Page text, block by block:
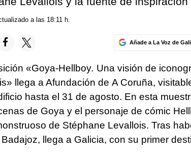
a las 18:11 h.
Añade a La Voz de
«Goya-Hellboy. Una visión de
llega a Afundación de A Coruña,
hasta el 31 de agosto. En esta
de Goya y el personaje de cómic
de Stéphane Levallois. Tras
llega a Galicia, con su primer